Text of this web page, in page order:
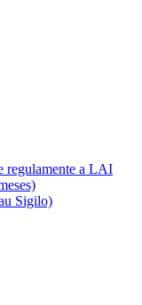
regulamente a LAI
Sigilo)